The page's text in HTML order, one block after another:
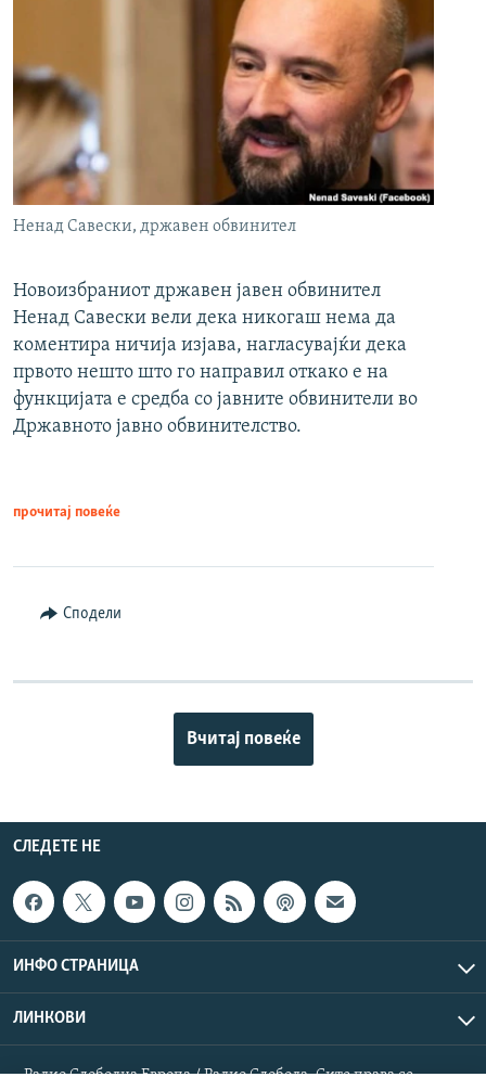
Ненад Савески, државен обвинител
Новоизбраниот државен јавен обвинител
Ненад Савески вели дека никогаш нема да
коментира ничија изјава, нагласувајќи дека
првото нешто што го направил откако е на
функцијата е средба со јавните обвинители во
Државното јавно обвинителство.
прочитај повеќе
Сподели
Вчитај повеќе
СЛЕДЕТЕ НЕ
ИНФО СТРАНИЦА
ЛИНКОВИ
Радио Слободна Европа / Радио Слобода. Сите права се